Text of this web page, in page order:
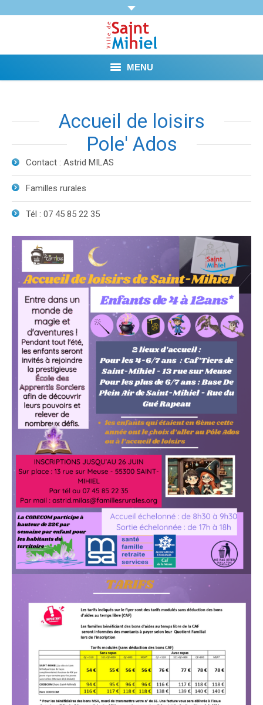
MENU
Vie municipale
Démarches et Aides
Vie pratique
Loisirs
Tourisme et Mémoire
Accueil de loisirs
Pole' Ados
Contact : Astrid MILAS
Familles rurales
Tél : 07 45 85 22 35